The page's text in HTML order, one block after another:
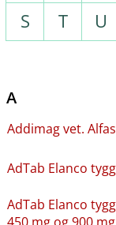
S
T U
A
Addimag vet.
AdTab Elanco
AdTab Elanco